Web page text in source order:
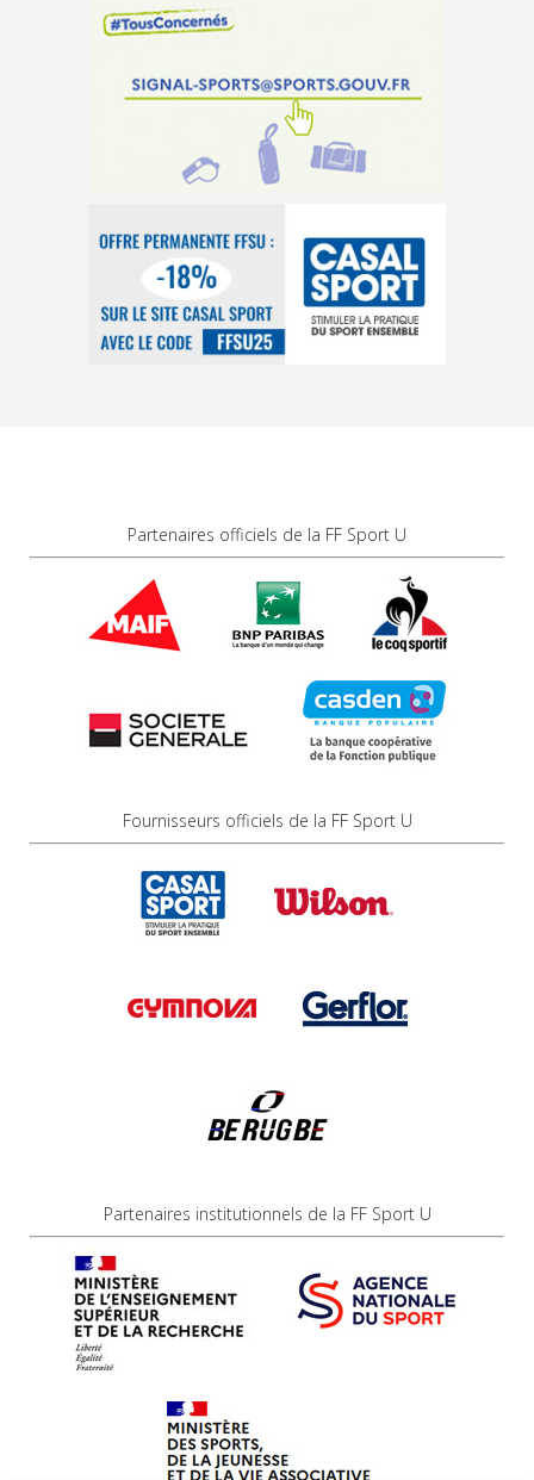
Partenaires officiels de la FF Sport U
Fournisseurs officiels de la FF Sport U
Partenaires institutionnels de la FF Sport U